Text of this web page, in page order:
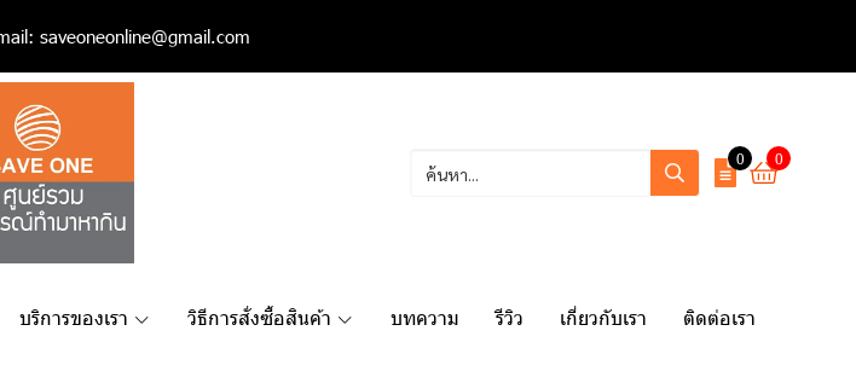
saveoneonline@gmail.com
0 0
บริการของเรา วิธีการสั่งซื้อสินค้า บทความ รีวิว เกี่ยวกับเรา ติดต่อเรา